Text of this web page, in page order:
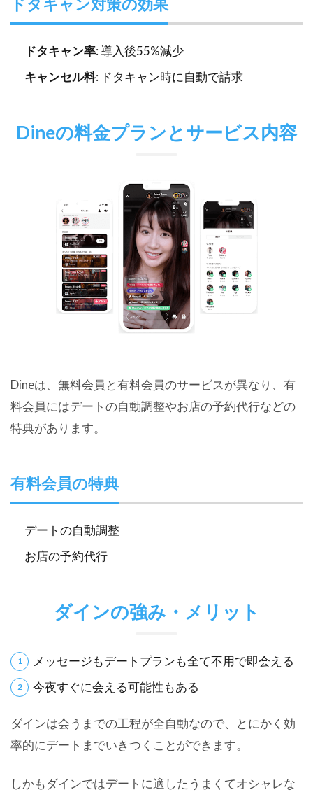
ドタキャン対策の効果
ドタキャン率: 導入後55%減少
キャンセル料: ドタキャン時に自動で請求
Dineの料金プランとサービス内容
Dineは、無料会員と有料会員のサービスが異なり、有
料会員にはデートの自動調整やお店の予約代行などの
特典があります。
有料会員の特典
デートの自動調整
お店の予約代行
ダインの強み・メリット
メッセージもデートプランも全て不用で即会える
今夜すぐに会える可能性もある
ダインは会うまでの工程が全自動なので、とにかく効
率的にデートまでいきつくことができます。
しかもダインではデートに適したうまくてオシャレな